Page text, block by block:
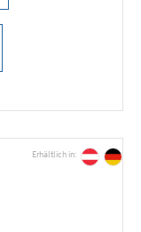
Erhältlich in: